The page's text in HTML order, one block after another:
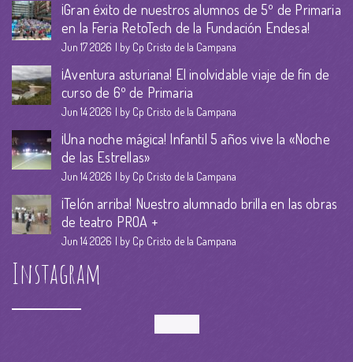
¡Gran éxito de nuestros alumnos de 5º de Primaria
en la Feria RetoTech de la Fundación Endesa!
Jun 17 2026 by Cp Cristo de la Campana
¡Aventura asturiana! El inolvidable viaje de fin de
curso de 6º de Primaria
Jun 14 2026 by Cp Cristo de la Campana
¡Una noche mágica! Infantil 5 años vive la «Noche
de las Estrellas»
Jun 14 2026 by Cp Cristo de la Campana
¡Telón arriba! Nuestro alumnado brilla en las obras
de teatro PROA +
Jun 14 2026 by Cp Cristo de la Campana
Instagram